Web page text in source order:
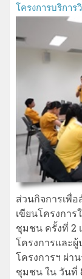
โครงการบริกา
ส่วนกิจการเพื่
เขียนโครงกา
ชุมชน ครั้งที่ 2
โครงการและ
โครงการฯ ผ่า
ชุมชน ใน วันที่